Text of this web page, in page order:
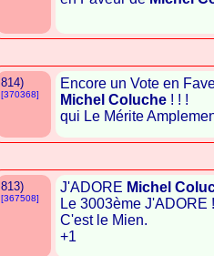
814)
[370368]
Encore un Vote en
Michel Coluche ! ! !
qui Le Mérite
813)
[367508]
J'ADORE Michel
Le 3003ème J'ADORE !
C'est le Mien.
+1